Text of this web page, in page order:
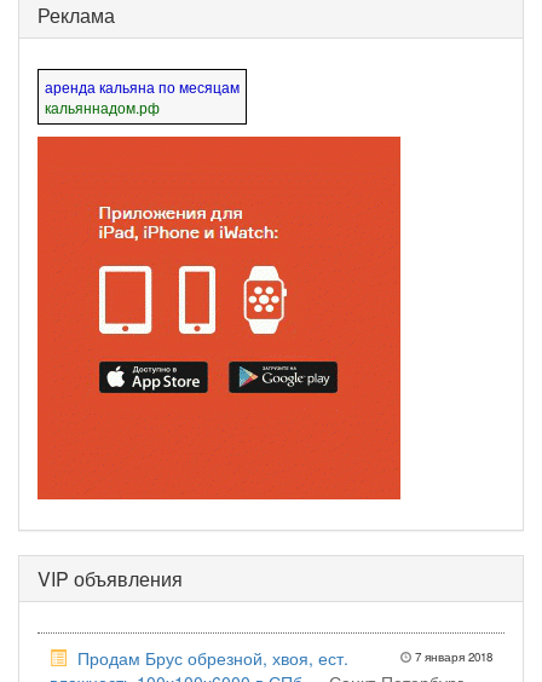
Реклама
аренда кальяна по месяцам
кальяннадом.рф
VIP объявления
7 января 2018
Продам Брус обрезной, хвоя, ест.